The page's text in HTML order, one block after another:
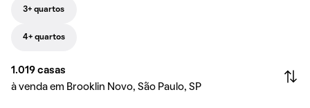
3+ quartos
4+ quartos
1.019 casas
à venda em Brooklin Novo, São Paulo, SP